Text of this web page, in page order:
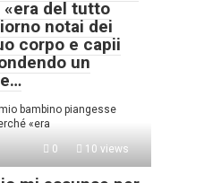
del tutto
notai dei
corpo e capii
un
bambino piangesse
«era
0 10 views